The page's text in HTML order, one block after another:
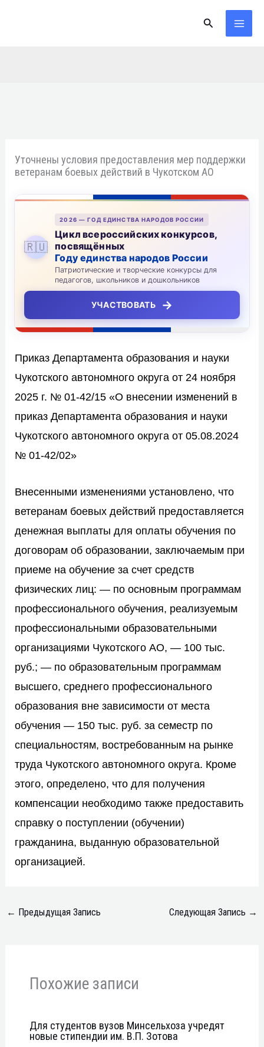
Поиск
Уточнены условия предоставления мер поддержки
ветеранам боевых действий в Чукотском АО
🇷🇺
2026 — ГОД ЕДИНСТВА НАРОДОВ РОССИИ
Цикл всероссийских конкурсов,
посвящённых
Году единства народов России
Патриотические и творческие конкурсы для
педагогов, школьников и дошкольников
УЧАСТВОВАТЬ →
Приказ Департамента образования и науки
Чукотского автономного округа от 24 ноября
2025 г. № 01-42/15 «О внесении изменений в
приказ Департамента образования и науки
Чукотского автономного округа от 05.08.2024
№ 01-42/02»
Внесенными изменениями установлено, что
ветеранам боевых действий предоставляется
денежная выплаты для оплаты обучения по
договорам об образовании, заключаемым при
приеме на обучение за счет средств
физических лиц: — по основным программам
профессионального обучения, реализуемым
профессиональными образовательными
организациями Чукотского АО, — 100 тыс.
руб.; — по образовательным программам
высшего, среднего профессионального
образования вне зависимости от места
обучения — 150 тыс. руб. за семестр по
специальностям, востребованным на рынке
труда Чукотского автономного округа. Кроме
этого, определено, что для получения
компенсации необходимо также предоставить
справку о поступлении (обучении)
гражданина, выданную образовательной
организацией.
← Предыдущая Запись Следующая Запись →
Похожие записи
Для студентов вузов Минсельхоза учредят
новые стипендии им. В.П. Зотова